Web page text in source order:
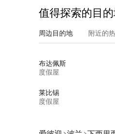
值得探索的目
周边目的地 附近的
布达佩斯
度假屋
莱比锡
度假屋